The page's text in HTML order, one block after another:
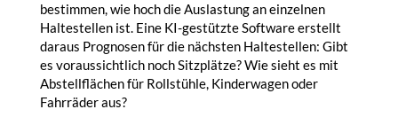
bestimmen, wie hoch die Auslastung an einzelnen
Haltestellen ist. Eine KI-gestützte Software erstellt
daraus Prognosen für die nächsten Haltestellen: Gibt
es voraussichtlich noch Sitzplätze? Wie sieht es mit
Abstellflächen für Rollstühle, Kinderwagen oder
Fahrräder aus?